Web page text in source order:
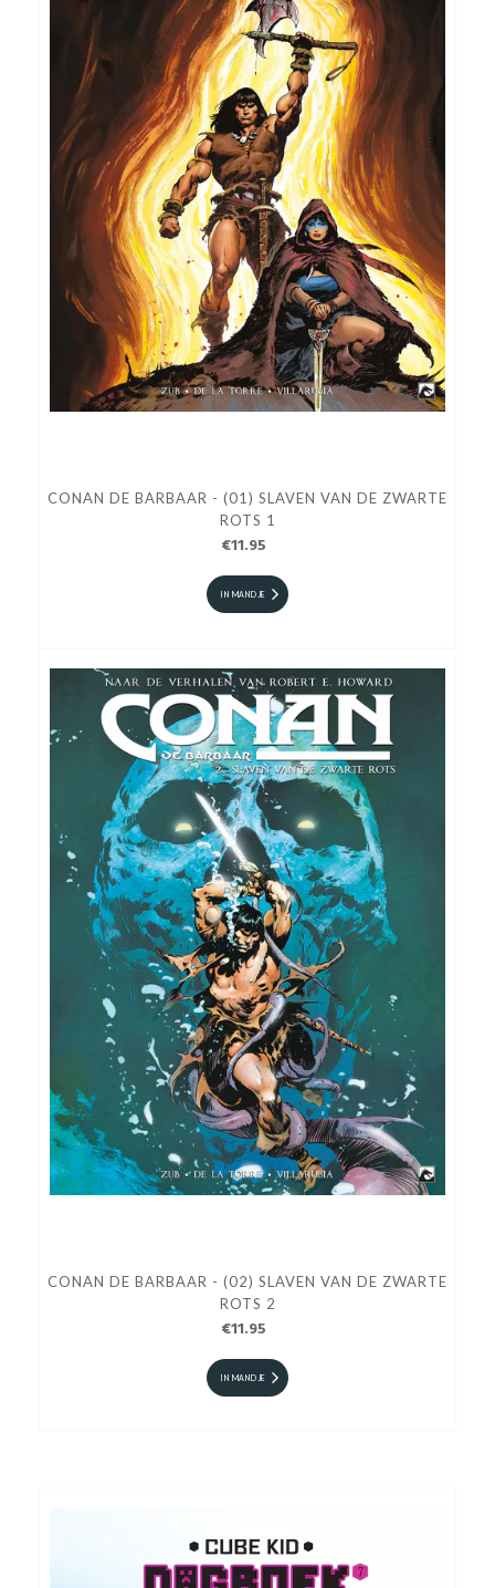
CONAN DE BARBAAR - (01) SLAVEN VAN DE ZWARTE
ROTS 1
€11.95
IN MANDJE
CONAN DE BARBAAR - (02) SLAVEN VAN DE ZWARTE
ROTS 2
€11.95
IN MANDJE